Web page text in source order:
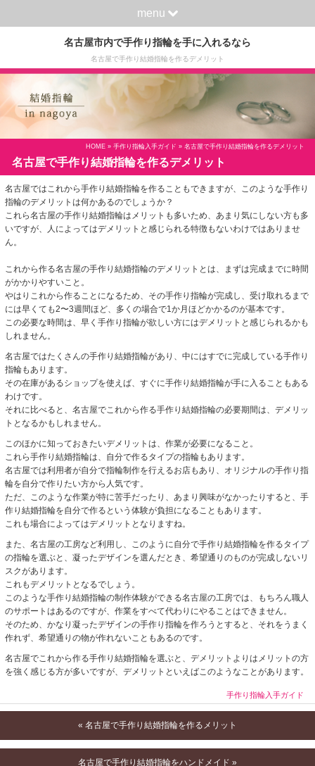
menu
名古屋市内で手作り指輪を手に入れるなら
名古屋で手作り結婚指輪を作るデメリット
HOME » 手作り指輪入手ガイド » 名古屋で手作り結婚指輪を作るデメリット
名古屋で手作り結婚指輪を作るデメリット
名古屋ではこれから手作り結婚指輪を作ることもできますが、このような手作り
指輪のデメリットは何かあるのでしょうか？
これら名古屋の手作り結婚指輪はメリットも多いため、あまり気にしない方も多
いですが、人によってはデメリットと感じられる特徴もないわけではありませ
ん。
これから作る名古屋の手作り結婚指輪のデメリットとは、まずは完成までに時間
がかかりやすいこと。
やはりこれから作ることになるため、その手作り指輪が完成し、受け取れるまで
には早くても2〜3週間ほど、多くの場合で1か月ほどかかるのが基本です。
この必要な時間は、早く手作り指輪が欲しい方にはデメリットと感じられるかも
しれません。
名古屋ではたくさんの手作り結婚指輪があり、中にはすでに完成している手作り
指輪もあります。
その在庫があるショップを使えば、すぐに手作り結婚指輪が手に入ることもある
わけです。
それに比べると、名古屋でこれから作る手作り結婚指輪の必要期間は、デメリッ
トとなるかもしれません。
このほかに知っておきたいデメリットは、作業が必要になること。
これら手作り結婚指輪は、自分で作るタイプの指輪もあります。
名古屋では利用者が自分で指輪制作を行えるお店もあり、オリジナルの手作り指
輪を自分で作りたい方から人気です。
ただ、このような作業が特に苦手だったり、あまり興味がなかったりすると、手
作り結婚指輪を自分で作るという体験が負担になることもあります。
これも場合によってはデメリットとなりますね。
また、名古屋の工房など利用し、このように自分で手作り結婚指輪を作るタイプ
の指輪を選ぶと、凝ったデザインを選んだとき、希望通りのものが完成しないリ
スクがあります。
これもデメリットとなるでしょう。
このような手作り結婚指輪の制作体験ができる名古屋の工房では、もちろん職人
のサポートはあるのですが、作業をすべて代わりにやることはできません。
そのため、かなり凝ったデザインの手作り指輪を作ろうとすると、それをうまく
作れず、希望通りの物が作れないこともあるのです。
名古屋でこれから作る手作り結婚指輪を選ぶと、デメリットよりはメリットの方
を強く感じる方が多いですが、デメリットといえばこのようなことがあります。
手作り指輪入手ガイド
« 名古屋で手作り結婚指輪を作るメリット
名古屋で手作り結婚指輪をハンドメイド »